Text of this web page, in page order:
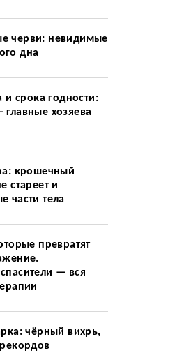
черви: невидимые
дна
и срока годности:
хозяева
крошечный
стареет и
части тела
превратят
— вся
чёрный вихрь,